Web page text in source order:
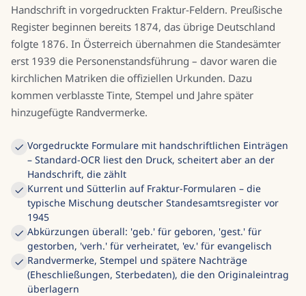
Handschrift in vorgedruckten Fraktur-Feldern. Preußische
Register beginnen bereits 1874, das übrige Deutschland
folgte 1876. In Österreich übernahmen die Standesämter
erst 1939 die Personenstandsführung – davor waren die
kirchlichen Matriken die offiziellen Urkunden. Dazu
kommen verblasste Tinte, Stempel und Jahre später
hinzugefügte Randvermerke.
Vorgedruckte Formulare mit handschriftlichen Einträgen
– Standard-OCR liest den Druck, scheitert aber an der
Handschrift, die zählt
Kurrent und Sütterlin auf Fraktur-Formularen – die
typische Mischung deutscher Standesamtsregister vor
1945
Abkürzungen überall: 'geb.' für geboren, 'gest.' für
gestorben, 'verh.' für verheiratet, 'ev.' für evangelisch
Randvermerke, Stempel und spätere Nachträge
(Eheschließungen, Sterbedaten), die den Originaleintrag
überlagern